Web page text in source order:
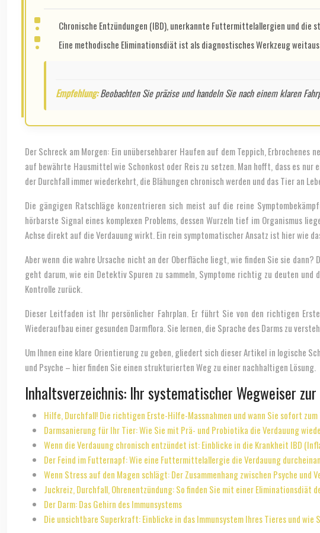
Chronische Entzündungen (IBD), unerkannte Futtermittelallergien und die
Eine methodische Eliminationsdiät ist als diagnostisches Werkzeug
Empfehlung:Beobachten Sie präzise und handeln Sie nach einem klaren
Der Schreck am Morgen: Ein unübersehbarer Haufen auf dem Teppich,
auf bewährte Hausmittel wie Schonkost oder Reis zu setzen. Man hofft, dass es
der Durchfall immer wiederkehrt, die Blähungen chronisch werden und das Tier an
Die gängigen Ratschläge konzentrieren sich meist auf die reine
hörbarste Signal eines komplexen Problems, dessen Wurzeln tief im Organismus
Achse direkt auf die Verdauung wirkt. Ein rein symptomatischer Ansatz ist hier wie
Aber wenn die wahre Ursache nicht an der Oberfläche liegt, wie finden Sie sie
geht darum, wie ein Detektiv Spuren zu sammeln, Symptome richtig zu deuten
Kontrolle zurück.
Dieser Leitfaden ist Ihr persönlicher Fahrplan. Er führt Sie von den richtigen
Wiederaufbau einer gesunden Darmflora. Sie lernen, die Sprache des Darms zu
Um Ihnen eine klare Orientierung zu geben, gliedert sich dieser Artikel in logische
und Psyche – hier finden Sie einen strukturierten Weg zu einer nachhaltigen Lösung.
Inhaltsverzeichnis: Ihr systematischer Wegweiser
Hilfe, Durchfall! Die richtigen Erste-Hilfe-Massnahmen und wann Sie sofort
Darmsanierung für Ihr Tier: Wie Sie mit Prä- und Probiotika die Verdauung
Wenn die Verdauung chronisch entzündet ist: Einblicke in die Krankheit IBD
Der Feind im Futternapf: Wie eine Futtermittelallergie die Verdauung
Wenn Stress auf den Magen schlägt: Der Zusammenhang zwischen Psyche und
Juckreiz, Durchfall, Ohrenentzündung: So finden Sie mit einer Eliminationsdiät
Der Darm: Das Gehirn des Immunsystems
Die unsichtbare Superkraft: Einblicke in das Immunsystem Ihres Tieres und wie